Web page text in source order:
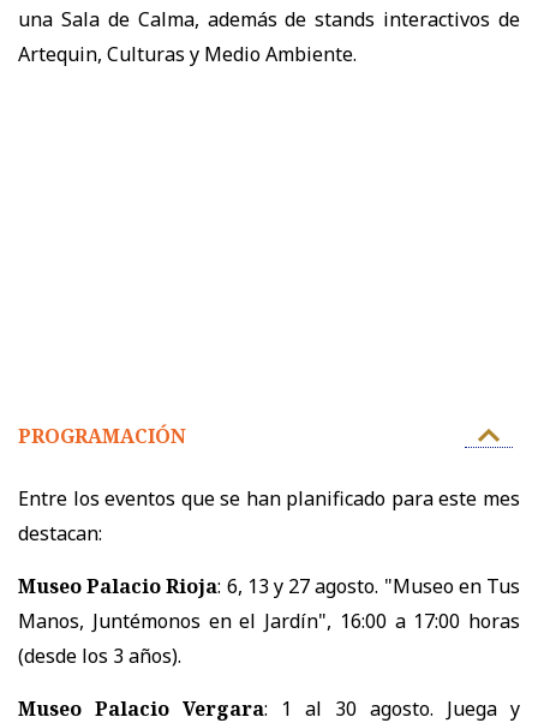
una Sala de Calma, además de stands interactivos de
Artequin, Culturas y Medio Ambiente.
PROGRAMACIÓN
Entre los eventos que se han planificado para este mes
destacan:
Museo Palacio Rioja: 6, 13 y 27 agosto. "Museo en Tus
Manos, Juntémonos en el Jardín", 16:00 a 17:00 horas
(desde los 3 años).
Museo Palacio Vergara: 1 al 30 agosto. Juega y